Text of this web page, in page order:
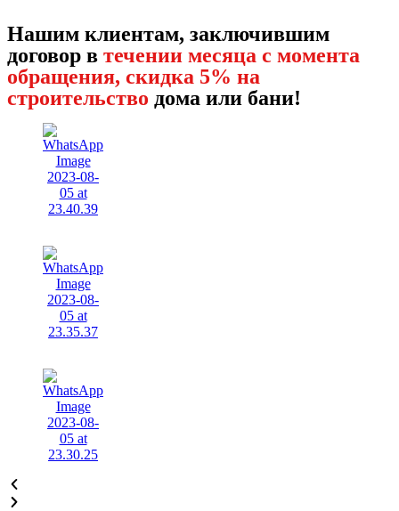
Нашим клиентам, заключившим
договор в течении месяца с момента
обращения, скидка 5% на
строительство дома или бани!